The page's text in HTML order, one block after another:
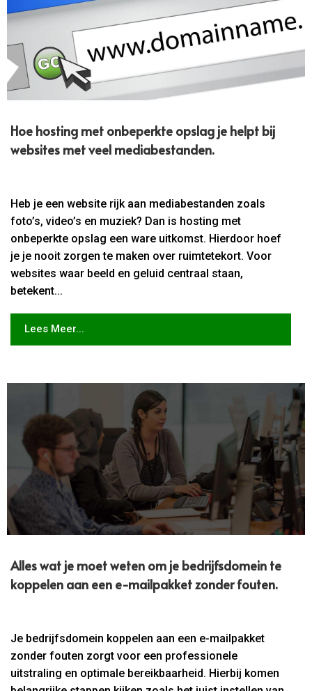
Hoe hosting met onbeperkte opslag je helpt bij
websites met veel mediabestanden.​
Heb je een website rijk aan mediabestanden zoals
foto’s, video’s en muziek? Dan is hosting met
onbeperkte opslag een ware uitkomst. Hierdoor hoef
je je nooit zorgen te maken over ruimtetekort. Voor
websites waar beeld en geluid centraal staan,
betekent...
Lees Meer...
Alles wat je moet weten om je bedrijfsdomein te
koppelen aan een e-mailpakket zonder fouten.​
Je bedrijfsdomein koppelen aan een e-mailpakket
zonder fouten zorgt voor een professionele
uitstraling en optimale bereikbaarheid. Hierbij komen